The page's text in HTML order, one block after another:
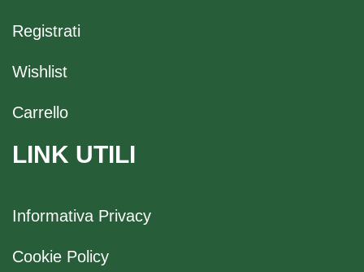
Registrati
Wishlist
Carrello
LINK UTILI
Informativa Privacy
Cookie Policy